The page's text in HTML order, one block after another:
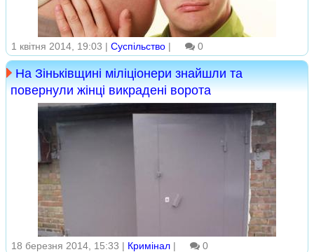
1 квітня 2014, 19:03 | Суспільство | 0
На Зіньківщині міліціонери знайшли та
повернули жінці викрадені ворота
18 березня 2014, 15:33 | Кримінал | 0